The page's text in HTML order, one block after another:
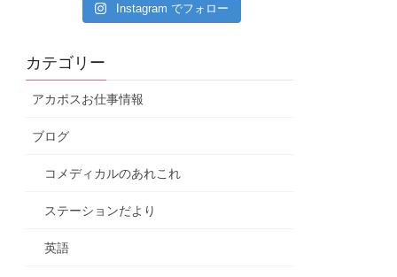
Instagram でフォロー
カテゴリー
アカポスお仕事情報
ブログ
コメディカルのあれこれ
ステーションだより
英語